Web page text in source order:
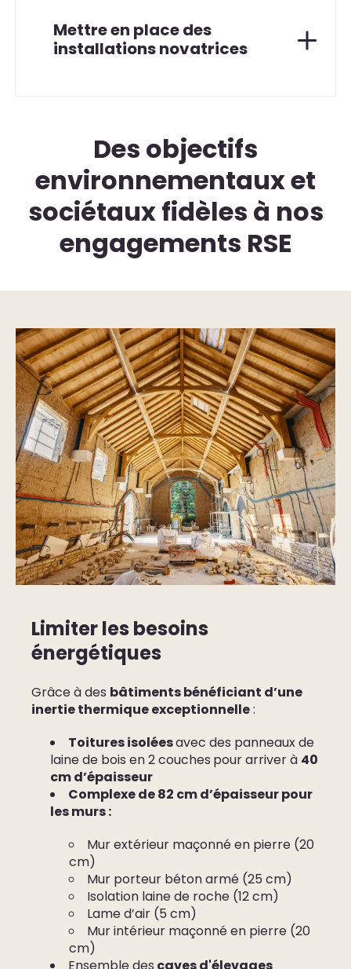
Mettre en place des
installations novatrices
Des objectifs
environnementaux et
sociétaux fidèles à nos
engagements RSE
Limiter les besoins
énergétiques
Grâce à des bâtiments bénéficiant d’une
inertie thermique exceptionnelle:
Toitures isoléesavec des panneaux de
laine de bois en 2 couches pour arriver à 40
cm d’épaisseur
Complexe de 82 cm d’épaisseur pour
les murs :
Mur extérieur maçonné en pierre (20
cm)
Mur porteur béton armé (25 cm)
Isolation laine de roche (12 cm)
Lame d’air (5 cm)
Mur intérieur maçonné en pierre (20
cm)
Ensemble des caves d'élevages